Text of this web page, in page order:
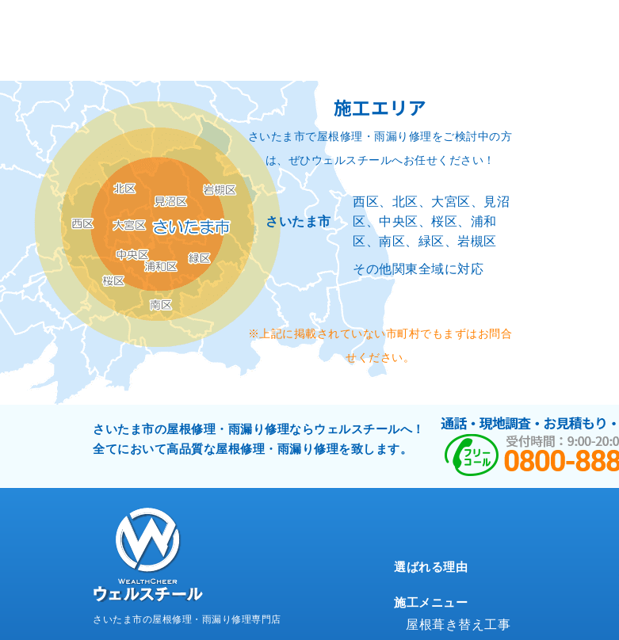
施工エリア
さいたま市で屋根修理・雨漏り修理をご検討中の方
は、ぜひウェルスチールへお任せください！
さいたま市
西区、北区、大宮区、見沼
区、中央区、桜区、浦和
区、南区、緑区、岩槻区
その他関東全域に対応
※上記に掲載されていない市町村でもまずはお問合
せください。
さいたま市の屋根修理・雨漏り修理ならウェルスチールへ！
全てにおいて高品質な屋根修理・雨漏り修理を致します。
さいたま市の屋根修理・雨漏り修理専門店
選ばれる理由
施工メニュー
屋根葺き替え工事